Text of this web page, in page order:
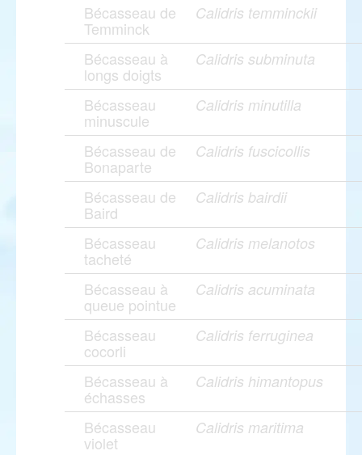
Bécasseau de
Temminck
Calidris temminckii
Bécasseau à
longs doigts
Calidris subminuta
Bécasseau
minuscule
Calidris minutilla
Bécasseau de
Bonaparte
Calidris fuscicollis
Bécasseau de
Baird
Calidris bairdii
Bécasseau
tacheté
Calidris melanotos
Bécasseau à
queue pointue
Calidris acuminata
Bécasseau
cocorli
Calidris ferruginea
Bécasseau à
échasses
Calidris himantopus
Bécasseau
violet
Calidris maritima